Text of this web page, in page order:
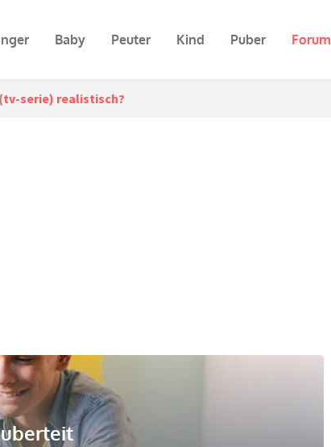
Baby Peuter Kind Puber Forum
serie) realistisch?